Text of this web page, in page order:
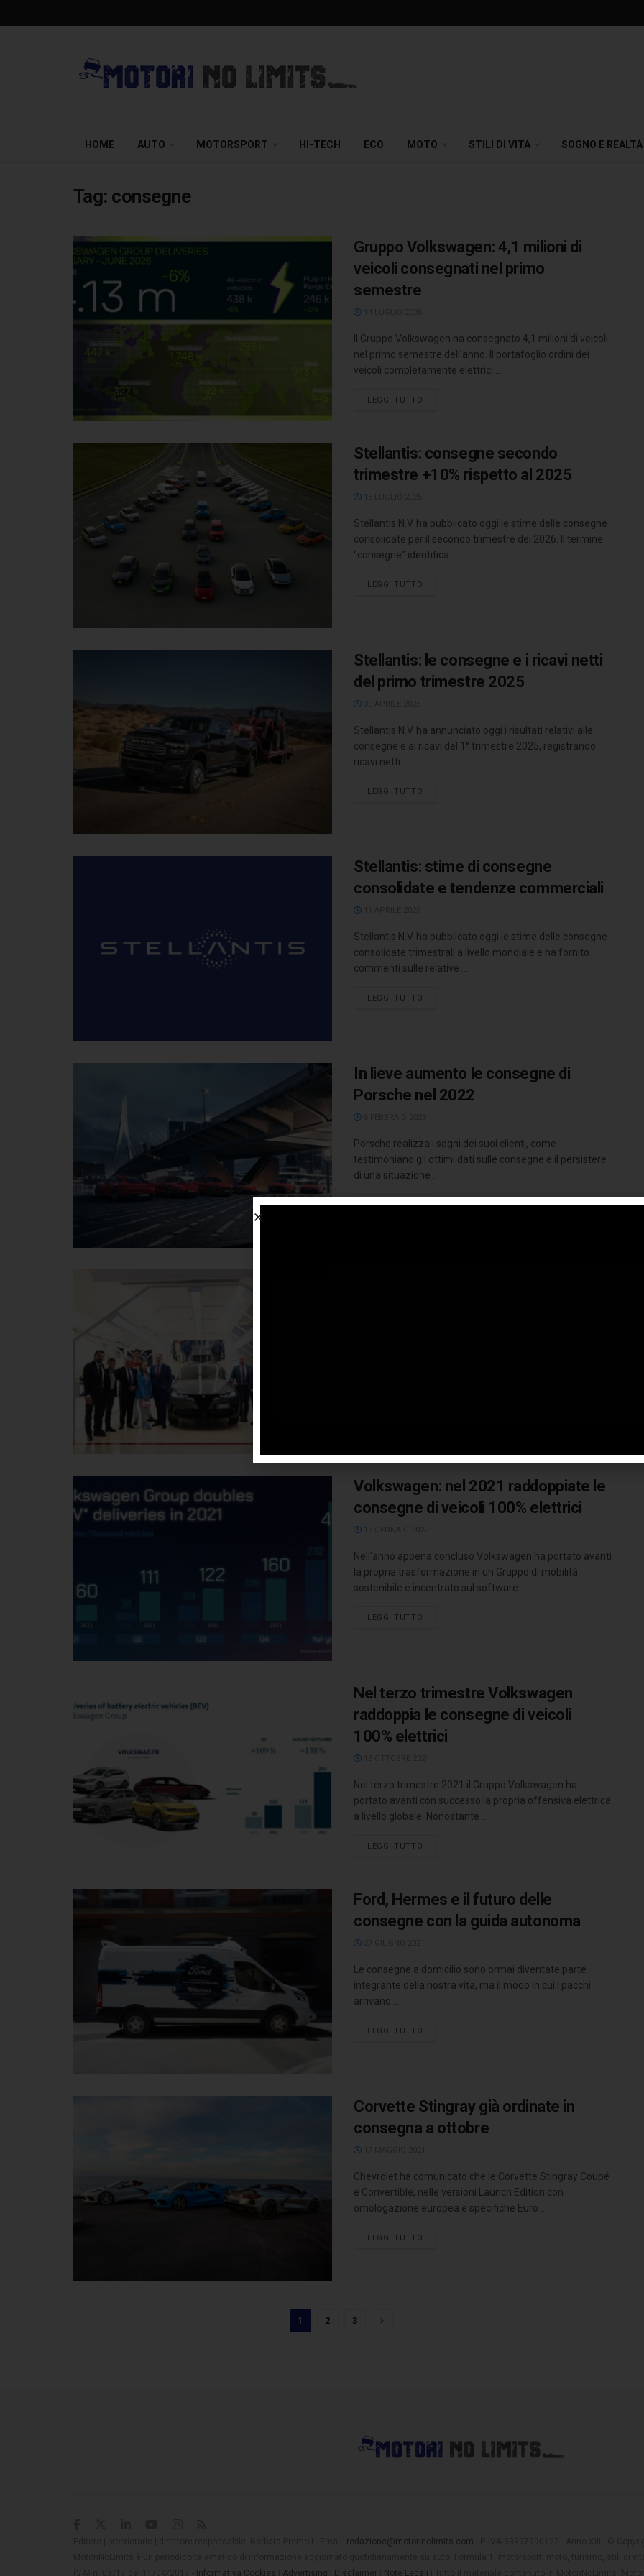
HOME AUTO MOTORSPORT HI-TECH ECO MOTO STILI DI VITA SOGNO E REALTÀ
Tag: consegne
Gruppo Volkswagen: 4,1 milioni di
veicoli consegnati nel primo
semestre
Il Gruppo Volkswagen ha consegnato 4,1 milioni di veicoli
nel primo semestre dell'anno. Il portafoglio ordini dei
veicoli completamente elettrici ...
LEGGI TUTTO
Stellantis: consegne secondo
trimestre +10% rispetto al 2025
Stellantis N.V. ha pubblicato oggi le stime delle consegne
consolidate per il secondo trimestre del 2026. Il termine
“consegne” identifica ...
LEGGI TUTTO
Stellantis: le consegne e i ricavi netti
del primo trimestre 2025
Stellantis N.V. ha annunciato oggi i risultati relativi alle
consegne e ai ricavi del 1° trimestre 2025, registrando
ricavi netti ...
LEGGI TUTTO
Stellantis: stime di consegne
consolidate e tendenze commerciali
Stellantis N.V. ha pubblicato oggi le stime delle consegne
consolidate trimestrali a livello mondiale e ha fornito
commenti sulle relative ...
LEGGI TUTTO
In lieve aumento le consegne di
Porsche nel 2022
Porsche realizza i sogni dei suoi clienti, come
testimoniano gli ottimi dati sulle consegne e il persistere
di una situazione ...
LEGGI TUTTO
Volkswagen: nel 2021 raddoppiate le
consegne di veicoli 100% elettrici
Nell'anno appena concluso Volkswagen ha portato avanti
la propria trasformazione in un Gruppo di mobilità
sostenibile e incentrato sul software ...
LEGGI TUTTO
Nel terzo trimestre Volkswagen
raddoppia le consegne di veicoli
100% elettrici
Nel terzo trimestre 2021 il Gruppo Volkswagen ha
portato avanti con successo la propria offensiva elettrica
a livello globale. Nonostante ...
LEGGI TUTTO
Ford, Hermes e il futuro delle
consegne con la guida autonoma
Le consegne a domicilio sono ormai diventate parte
integrante della nostra vita, ma il modo in cui i pacchi
arrivano ...
LEGGI TUTTO
Corvette Stingray già ordinate in
consegna a ottobre
Chevrolet ha comunicato che le Corvette Stingray Coupé
e Convertible, nelle versioni Launch Edition con
omologazione europea e specifiche Euro ...
LEGGI TUTTO
1 2 3
redazione@motorinolimits.com
Informativa Cookies Advertising Disclaimer Note Legali